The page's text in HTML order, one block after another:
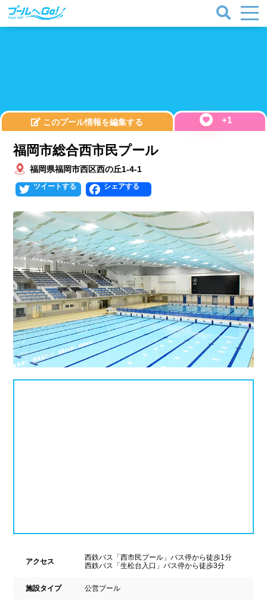
このプール情報を編集する +1
福岡市総合西市民プール
福岡県福岡市西区西の丘1-4-1
Twitter
アクセス
西鉄バス「西市民プール」バス停から徒歩1分
西鉄バス「生松台入口」バス停から徒歩3分
施設タイプ 公営プール
北海道、東北
北海道 青森県 岩手県
宮城県 秋田県 山形県
福島県
新潟県 富山県 石川県
福井県 山梨県
プールタイプ
25mプール 50mプール
幼児用プール 流れるプール
温水プール 屋内プール
学校施設